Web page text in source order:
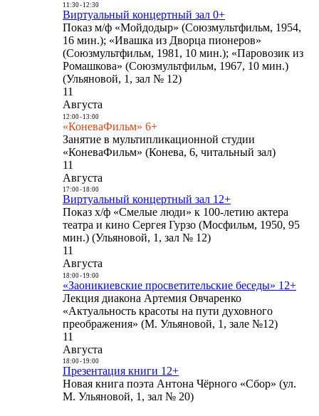
11:30- 12:30
Виртуальный концертный зал 0+
Показ м/ф «Мойдодыр» (Союзмультфильм, 1954,
16 мин.); «Ивашка из Дворца пионеров»
(Союзмультфильм, 1981, 10 мин.); «Паровозик из
Ромашкова» (Союзмультфильм, 1967, 10 мин.)
(Ульяновой, 1, зал № 12)
11
Августа
12:00- 13:00
«КоневаФильм» 6+
Занятие в мультипликационной студии
«КоневаФильм» (Конева, 6, читальный зал)
11
Августа
17:00- 18:00
Виртуальный концертный зал 12+
Показ х/ф «Смелые люди» к 100-летию актера
театра и кино Сергея Гурзо (Мосфильм, 1950, 95
мин.) (Ульяновой, 1, зал № 12)
11
Августа
18:00- 19:00
«Заоникиевские просветительские беседы» 12+
Лекция диакона Артемия Овчаренко
«Актуальность красоты на пути духовного
преображения» (М. Ульяновой, 1, зале №12)
11
Августа
18:00- 19:00
Презентация книги 12+
Новая книга поэта Антона Чёрного «Сбор» (ул.
М. Ульяновой, 1, зал № 20)